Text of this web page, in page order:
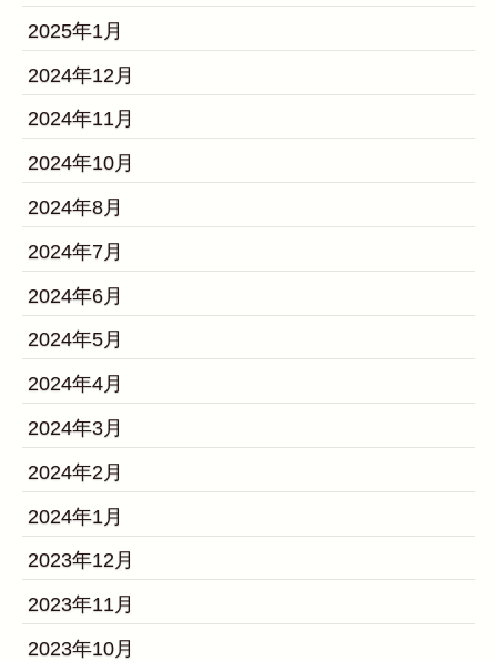
2025年1月
2024年12月
2024年11月
2024年10月
2024年8月
2024年7月
2024年6月
2024年5月
2024年4月
2024年3月
2024年2月
2024年1月
2023年12月
2023年11月
2023年10月